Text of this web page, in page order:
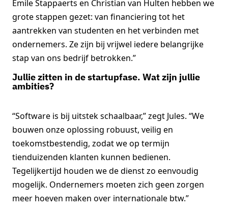
Emile Stappaerts en Christian van Hulten hebben we
grote stappen gezet: van financiering tot het
aantrekken van studenten en het verbinden met
ondernemers. Ze zijn bij vrijwel iedere belangrijke
stap van ons bedrijf betrokken.”
Jullie zitten in de startupfase. Wat zijn jullie
ambities?
“Software is bij uitstek schaalbaar,” zegt Jules. “We
bouwen onze oplossing robuust, veilig en
toekomstbestendig, zodat we op termijn
tienduizenden klanten kunnen bedienen.
Tegelijkertijd houden we de dienst zo eenvoudig
mogelijk. Ondernemers moeten zich geen zorgen
meer hoeven maken over internationale btw.”